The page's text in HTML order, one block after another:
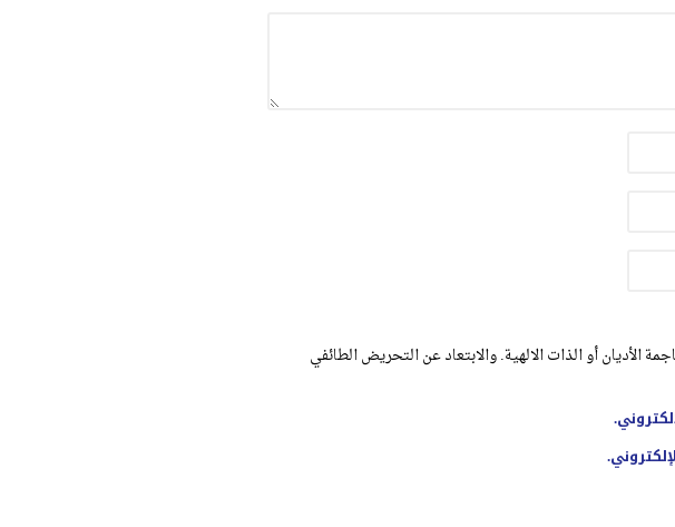
الأديان أو الذات الالهية. والابتعاد عن التحريض الطائفي